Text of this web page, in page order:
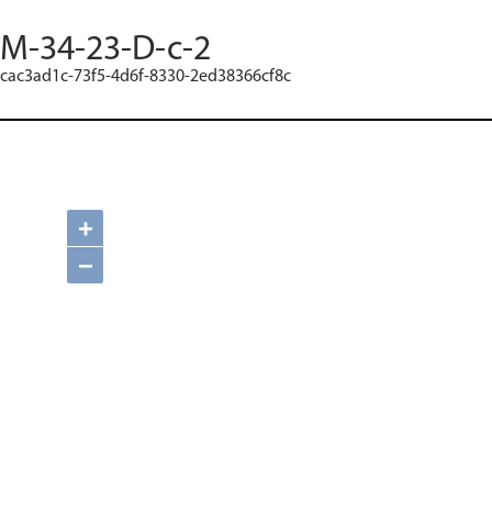
M-34-23-D-c-2
cac3ad1c-73f5-4d6f-8330-2ed38366cf8c
+
−